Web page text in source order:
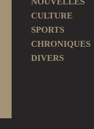
CULTURE
SPORTS
CHRONIQUES
DIVERS